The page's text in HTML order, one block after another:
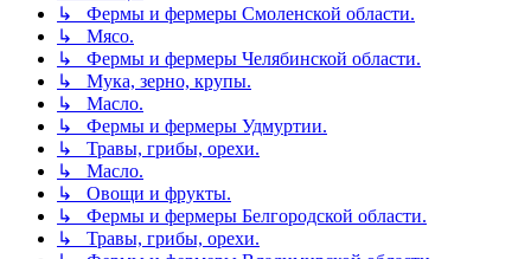
↳ Фермы и фермеры Смоленской области.
↳ Мясо.
↳ Фермы и фермеры Челябинской области.
↳ Мука, зерно, крупы.
↳ Масло.
↳ Фермы и фермеры Удмуртии.
↳ Травы, грибы, орехи.
↳ Масло.
↳ Овощи и фрукты.
↳ Фермы и фермеры Белгородской области.
↳ Травы, грибы, орехи.